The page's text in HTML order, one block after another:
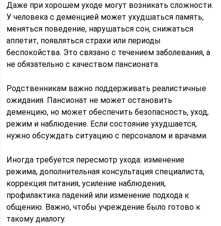
Даже при хорошем уходе могут возникать сложности.
У человека с деменцией может ухудшаться память,
меняться поведение, нарушаться сон, снижаться
аппетит, появляться страхи или периоды
беспокойства. Это связано с течением заболевания, а
не обязательно с качеством пансионата.
Родственникам важно поддерживать реалистичные
ожидания. Пансионат не может остановить
деменцию, но может обеспечить безопасность, уход,
режим и наблюдение. Если состояние ухудшается,
нужно обсуждать ситуацию с персоналом и врачами.
Иногда требуется пересмотр ухода: изменение
режима, дополнительная консультация специалиста,
коррекция питания, усиление наблюдения,
профилактика падений или изменение подхода к
общению. Важно, чтобы учреждение было готово к
такому диалогу.